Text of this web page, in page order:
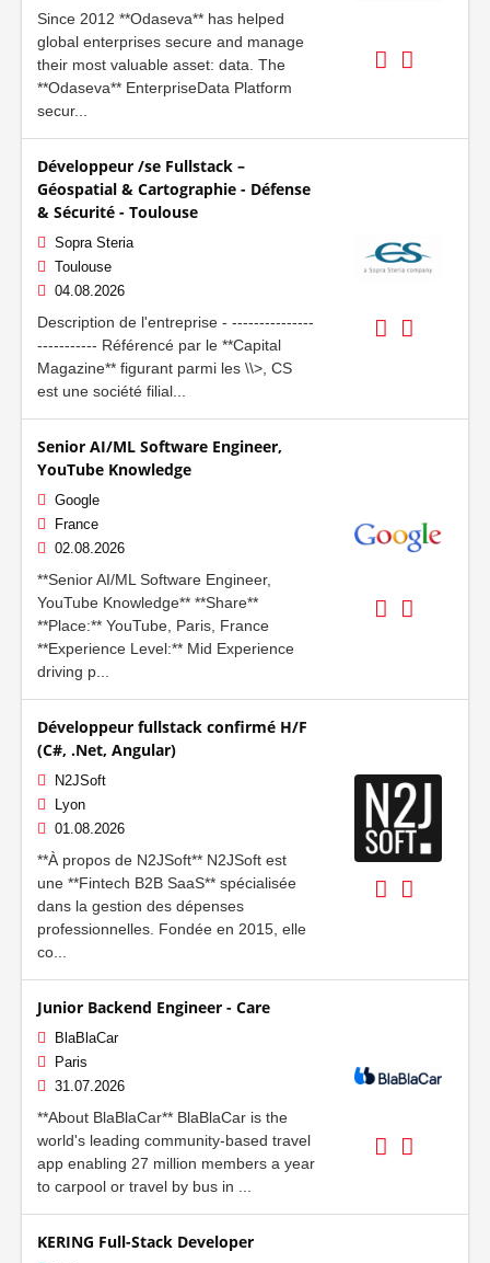
Since 2012 **Odaseva** has helped
global enterprises secure and manage
their most valuable asset: data. The
**Odaseva** EnterpriseData Platform
secur...
Développeur /se Fullstack –
Géospatial & Cartographie - Défense
& Sécurité - Toulouse
Sopra Steria
Toulouse
04.08.2026
Description de l'entreprise - ---------------
----------- Référencé par le **Capital
Magazine** figurant parmi les \\>, CS
est une société filial...
Senior AI/ML Software Engineer,
YouTube Knowledge
Google
France
02.08.2026
**Senior AI/ML Software Engineer,
YouTube Knowledge** **Share**
**Place:** YouTube, Paris, France
**Experience Level:** Mid Experience
driving p...
Développeur fullstack confirmé H/F
(C#, .Net, Angular)
N2JSoft
Lyon
01.08.2026
**À propos de N2JSoft** N2JSoft est
une **Fintech B2B SaaS** spécialisée
dans la gestion des dépenses
professionnelles. Fondée en 2015, elle
co...
Junior Backend Engineer - Care
BlaBlaCar
Paris
31.07.2026
**About BlaBlaCar** BlaBlaCar is the
world's leading community-based travel
app enabling 27 million members a year
to carpool or travel by bus in ...
KERING Full-Stack Developer